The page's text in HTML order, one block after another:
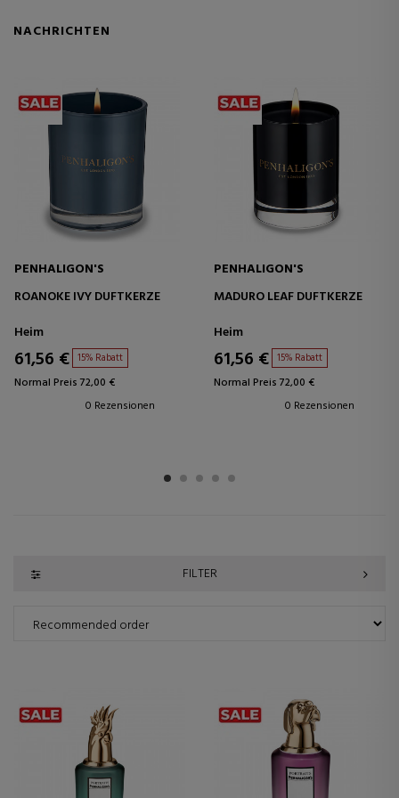
NACHRICHTEN
PENHALIGON'S
ROANOKE IVY DUFTKERZE
Heim
61,56 € 15% Rabatt
Normal Preis 72,00 €
0 Rezensionen
PENHALIGON'S
MADURO LEAF DUFTKERZE
Heim
61,56 € 15% Rabatt
Normal Preis 72,00 €
0 Rezensionen
FILTER